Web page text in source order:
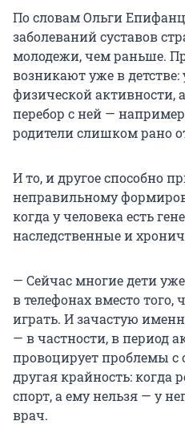
По словам Ольги
заболеваний суставов
молодежи, чем раньше.
возникают уже в детстве:
физической активности,
перебор с ней —
родители слишком рано
И то, и другое способно
неправильному
когда у человека есть
наследственные и
— Сейчас многие дети
в телефонах вместо того,
играть. И зачастую
— в частности, в период
провоцирует проблемы с
другая крайность: когда
спорт, а ему нельзя — у
врач.